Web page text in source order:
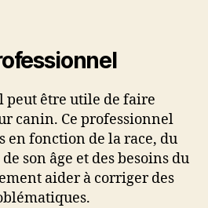
peut être utile de faire
canin. Ce professionnel
en fonction de la race, du
son âge et des besoins du
aider à corriger des